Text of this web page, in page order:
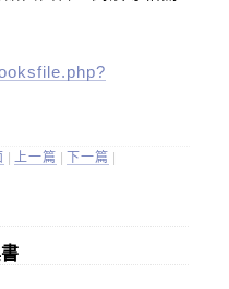
| 上一篇 | 下一篇 |